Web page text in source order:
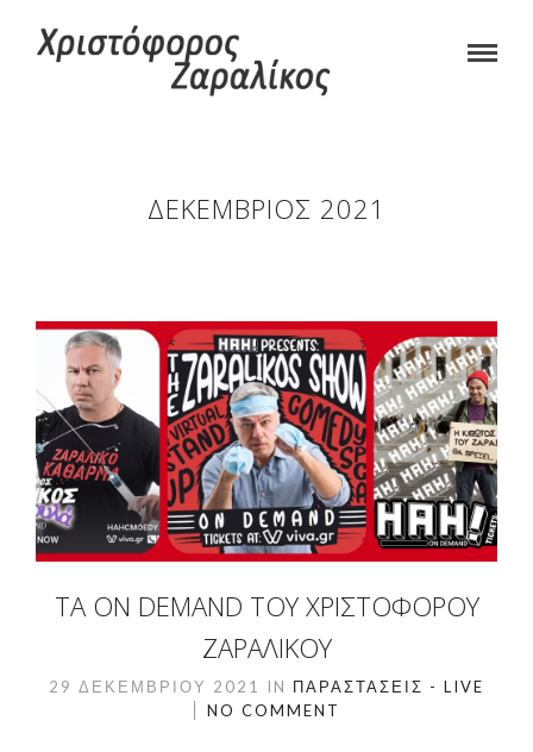
ΔΕΚΈΜΒΡΙΟΣ 2021
ΤΑ ON DEMAND ΤΟΥ ΧΡΙΣΤΌΦΟΡΟΥ
ΖΑΡΑΛΊΚΟΥ
29 ΔΕΚΕΜΒΡΊΟΥ 2021 IN ΠΑΡΑΣΤΆΣΕΙΣ - LIVE
NO COMMENT